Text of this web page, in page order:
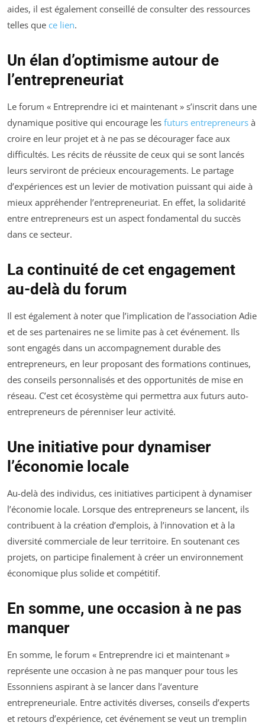
aides, il est également conseillé de consulter des ressources
telles que ce lien.
Un élan d’optimisme autour de
l’entrepreneuriat
Le forum « Entreprendre ici et maintenant » s’inscrit dans une
dynamique positive qui encourage les futurs entrepreneurs à
croire en leur projet et à ne pas se décourager face aux
difficultés. Les récits de réussite de ceux qui se sont lancés
leurs serviront de précieux encouragements. Le partage
d’expériences est un levier de motivation puissant qui aide à
mieux appréhender l’entrepreneuriat. En effet, la solidarité
entre entrepreneurs est un aspect fondamental du succès
dans ce secteur.
La continuité de cet engagement
au-delà du forum
Il est également à noter que l’implication de l’association Adie
et de ses partenaires ne se limite pas à cet événement. Ils
sont engagés dans un accompagnement durable des
entrepreneurs, en leur proposant des formations continues,
des conseils personnalisés et des opportunités de mise en
réseau. C’est cet écosystème qui permettra aux futurs auto-
entrepreneurs de pérenniser leur activité.
Une initiative pour dynamiser
l’économie locale
Au-delà des individus, ces initiatives participent à dynamiser
l’économie locale. Lorsque des entrepreneurs se lancent, ils
contribuent à la création d’emplois, à l’innovation et à la
diversité commerciale de leur territoire. En soutenant ces
projets, on participe finalement à créer un environnement
économique plus solide et compétitif.
En somme, une occasion à ne pas
manquer
En somme, le forum « Entreprendre ici et maintenant »
représente une occasion à ne pas manquer pour tous les
Essonniens aspirant à se lancer dans l’aventure
entrepreneuriale. Entre activités diverses, conseils d’experts
et retours d’expérience, cet événement se veut un tremplin